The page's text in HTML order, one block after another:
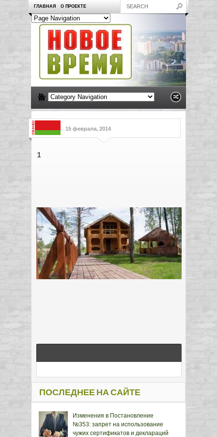
ГЛАВНАЯ О ПРОЕКТЕ
15 февраля, 2014
1
ПОСЛЕДНЕЕ НА САЙТЕ
Изменения в Постановление
№353: запрет на использование
чужих сертификатов и деклараций